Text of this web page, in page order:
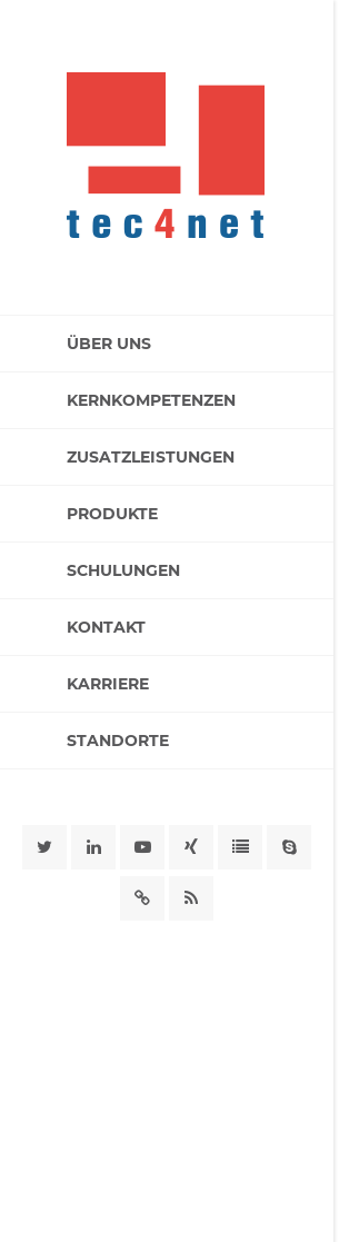
ÜBER UNS
KERNKOMPETENZEN
ZUSATZLEISTUNGEN
PRODUKTE
SCHULUNGEN
KONTAKT
KARRIERE
STANDORTE